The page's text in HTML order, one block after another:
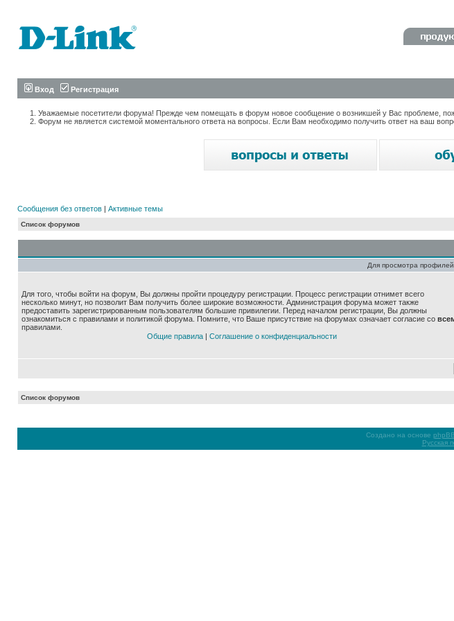
Вход Регистрация
Уважаемые посетители форума! Прежде чем помещать в форум новое сообщение о возникшей у Вас проблеме,
Форум не является системой моментального ответа на вопросы. Если Вам необходимо получить ответ на ваш
Сообщения без ответов | Активные темы
Список форумов
Для просмотра
Для того, чтобы войти на форум, Вы должны пройти процедуру регистрации. Процесс регистрации отнимет всего
несколько минут, но позволит Вам получить более широкие возможности. Администрация форума может также
предоставить зарегистрированным пользователям большие привилегии. Перед началом регистрации, Вы должны
ознакомиться с правилами и политикой форума. Помните, что Ваше присутствие на форумах означает согласие со
правилами.
Общие правила| Соглашение о конфиденциальности
Список форумов
Создано на основе phpBB
Русская